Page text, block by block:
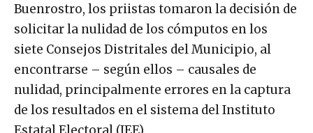
Buenrostro, los priistas tomaron la decisión de
solicitar la nulidad de los cómputos en los
siete Consejos Distritales del Municipio, al
encontrarse – según ellos – causales de
nulidad, principalmente errores en la captura
de los resultados en el sistema del Instituto
Estatal Electoral (IEE).